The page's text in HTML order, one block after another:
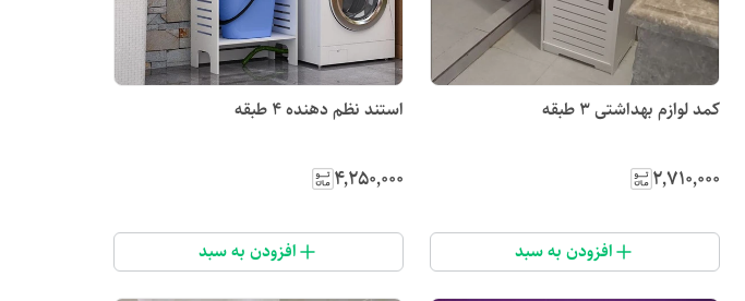
کمد لوازم بهداشتی ۳ طبقه
۲٬۷۱۰٬۰۰۰
افزودن به سبد
استند نظم دهنده ۴ طبقه
۴٬۲۵۰٬۰۰۰
افزودن به سبد